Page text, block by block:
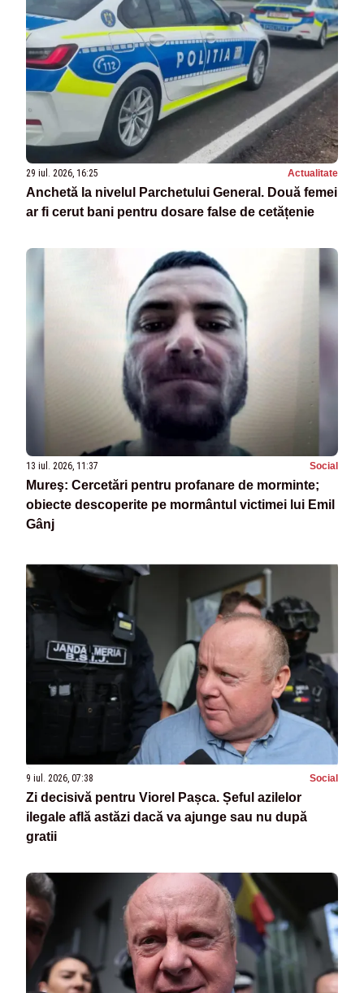
29 iul. 2026, 16:25 Actualitate
Anchetă la nivelul Parchetului General. Două femei
ar fi cerut bani pentru dosare false de cetățenie
13 iul. 2026, 11:37 Social
Mureş: Cercetări pentru profanare de morminte;
obiecte descoperite pe mormântul victimei lui Emil
Gânj
9 iul. 2026, 07:38 Social
Zi decisivă pentru Viorel Pașca. Șeful azilelor
ilegale află astăzi dacă va ajunge sau nu după
gratii